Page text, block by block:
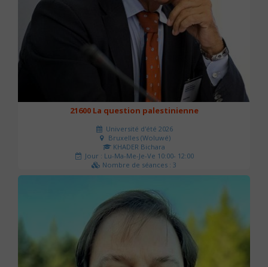
21600 La question palestinienne
Université d'été 2026
Bruxelles (Woluwé)
KHADER Bichara
Jour : Lu-Ma-Me-Je-Ve 10:00- 12:00
Nombre de séances : 3
63 €